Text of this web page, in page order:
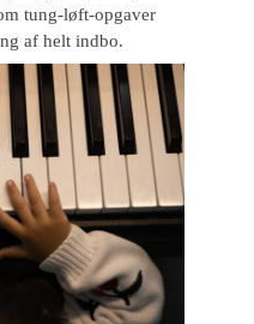
tung-løft-opgaver
af helt indbo.